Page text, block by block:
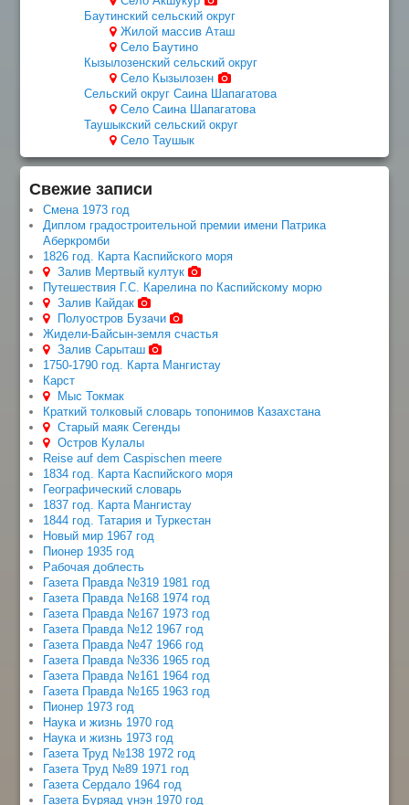
Баутинский сельский округ
Жилой массив Аташ
Село Баутино
Кызылозенский сельский округ
Село Кызылозен
Сельский округ Саина Шапагатова
Село Саина Шапагатова
Таушыкский сельский округ
Село Таушык
Свежие записи
Смена 1973 год
Диплом градостроительной премии имени Патрика
Аберкромби
1826 год. Карта Каспийского моря
Залив Мертвый култук
Путешествия Г.С. Карелина по Каспийскому морю
Залив Кайдак
Полуостров Бузачи
Жидели-Байсын-земля счастья
Залив Сарыташ
1750-1790 год. Карта Мангистау
Карст
Мыс Токмак
Краткий толковый словарь топонимов Казахстана
Старый маяк Сегенды
Остров Кулалы
Reise auf dem Caspischen meere
1834 год. Карта Каспийского моря
Географический словарь
1837 год. Карта Мангистау
1844 год. Татария и Туркестан
Новый мир 1967 год
Пионер 1935 год
Рабочая доблесть
Газета Правда №319 1981 год
Газета Правда №168 1974 год
Газета Правда №167 1973 год
Газета Правда №12 1967 год
Газета Правда №47 1966 год
Газета Правда №336 1965 год
Газета Правда №161 1964 год
Газета Правда №165 1963 год
Пионер 1973 год
Наука и жизнь 1970 год
Наука и жизнь 1973 год
Газета Труд №138 1972 год
Газета Труд №89 1971 год
Газета Сердало 1964 год
Газета Буряад үнэн 1970 год